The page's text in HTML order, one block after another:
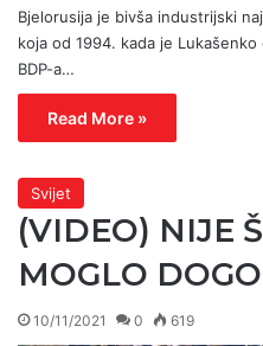
Bjelorusija je bivša industrijski
koja od 1994. kada je
BDP-a…
Read More »
Svijet
(VIDEO) NIJE
MOGLO
10/11/2021 0 619